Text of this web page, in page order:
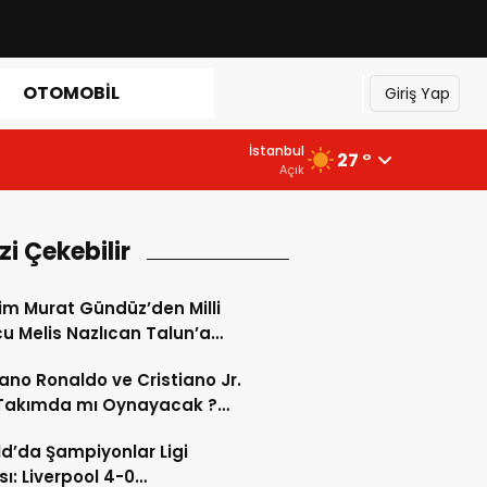
OTOMOBIL Giriş Yap
İstanbul
Açık 27 °
Çekebilir
Murat Gündüz’den Milli
Melis Nazlıcan Talun’a
Ronaldo ve Cristiano Jr.
mı Oynayacak ?
Başlıyor ?
Şampiyonlar Ligi
Liverpool 4-0